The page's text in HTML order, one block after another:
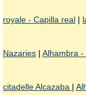
royale - Capilla real |
Nazaries | Alhambra -
citadelle Alcazaba |